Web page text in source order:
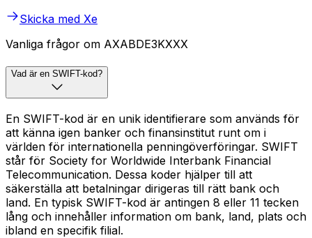
Skicka med Xe
Vanliga frågor om AXABDE3KXXX
Vad är en SWIFT-kod?
En SWIFT-kod är en unik identifierare som används för
att känna igen banker och finansinstitut runt om i
världen för internationella penningöverföringar. SWIFT
står för Society for Worldwide Interbank Financial
Telecommunication. Dessa koder hjälper till att
säkerställa att betalningar dirigeras till rätt bank och
land. En typisk SWIFT-kod är antingen 8 eller 11 tecken
lång och innehåller information om bank, land, plats och
ibland en specifik filial.